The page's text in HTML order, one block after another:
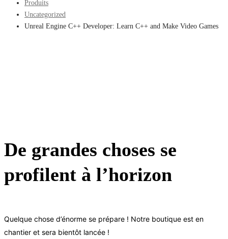
Produits
Uncategorized
Unreal Engine C++ Developer: Learn C++ and Make Video Games
De grandes choses se
profilent à l’horizon
Quelque chose d’énorme se prépare ! Notre boutique est en
chantier et sera bientôt lancée !